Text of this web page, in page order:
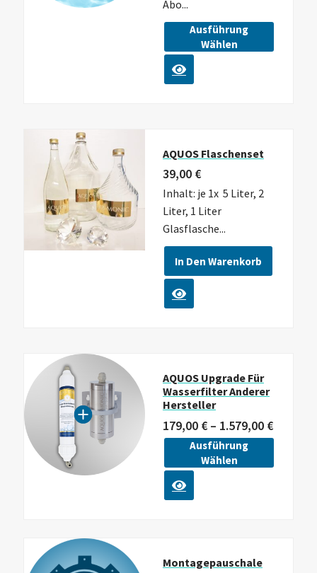
Abo...
Ausführung
Wählen
AQUOS Flaschenset
39,00 €
Inhalt: je 1x 5 Liter, 2
Liter, 1 Liter
Glasflasche...
In Den Warenkorb
AQUOS Upgrade Für
Wasserfilter Anderer
Hersteller
179,00 €– 1.579,00 €
Ausführung
Wählen
Montagepauschale